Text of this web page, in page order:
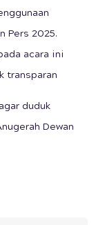
Pers 2025.
acara ini
transparan
duduk
Dewan